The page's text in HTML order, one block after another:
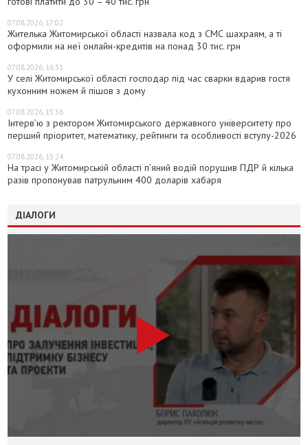
07.08.2026, 17:02
Жителька Житомирської області назвала код з СМС шахраям, а ті
оформили на неї онлайн-кредитів на понад 30 тис. грн
07.08.2026, 16:31
У селі Житомирської області господар під час сварки вдарив гостя
кухонним ножем й пішов з дому
07.08.2026, 15:36
Інтерв’ю з ректором Житомирського державного університету про
перший пріоритет, математику, рейтинги та особливості вступу-2026
07.08.2026, 15:24
На трасі у Житомирській області п’яний водій порушив ПДР й кілька
разів пропонував патрульним 400 доларів хабаря
ДІАЛОГИ